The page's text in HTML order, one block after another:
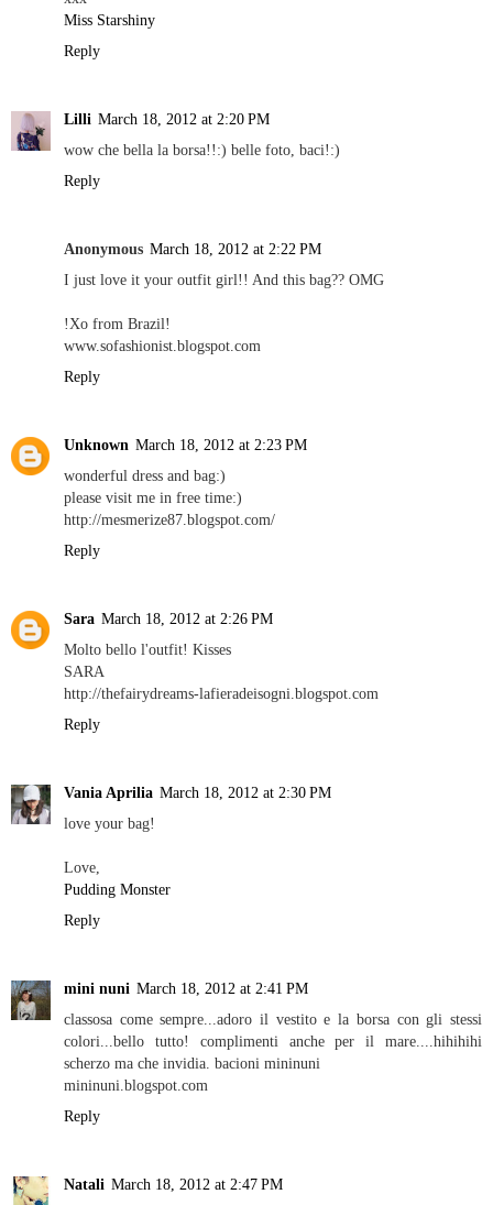
Miss Starshiny
Reply
Lilli March 18, 2012 at 2:20 PM
wow che bella la borsa!!:) belle foto, baci!:)
Reply
Anonymous March 18, 2012 at 2:22 PM
I just love it your outfit girl!! And this bag?? OMG
!Xo from Brazil!
www.sofashionist.blogspot.com
Reply
Unknown March 18, 2012 at 2:23 PM
wonderful dress and bag:)
please visit me in free time:)
http://mesmerize87.blogspot.com/
Reply
Sara March 18, 2012 at 2:26 PM
Molto bello l'outfit! Kisses
SARA
http://thefairydreams-lafieradeisogni.blogspot.com
Reply
Vania Aprilia March 18, 2012 at 2:30 PM
love your bag!
Love,
Pudding Monster
Reply
mini nuni March 18, 2012 at 2:41 PM
classosa come sempre...adoro il vestito e la borsa con gli stessi
colori...bello tutto! complimenti anche per il mare....hihihihi
scherzo ma che invidia. bacioni mininuni
mininuni.blogspot.com
Reply
Natali March 18, 2012 at 2:47 PM